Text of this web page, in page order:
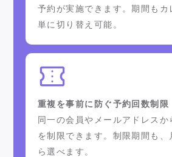
予約が実施できます。期間もカ
単に切り替え可能。
重複を事前に防ぐ予約回数制限
同一の会員やメールアドレスか
を制限できます。制限期間も、
ら選べます。